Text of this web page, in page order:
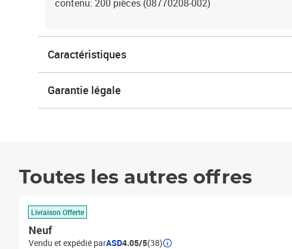
contenu: 200 pièces (08770208-002)
Caractéristiques
Garantie légale
Toutes les autres offres
Livraison Offerte
Neuf
Vendu et expédié parASD4.05/5(38)